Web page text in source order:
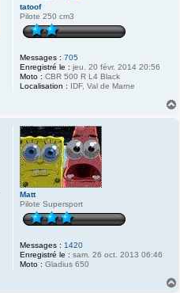
tatoof
Pilote 250 cm3
Messages : 705
Enregistré le : jeu. 20 févr. 2014 20:56
Moto : CBR 500 R L4 Black
Localisation : IDF, Val de Marne
Matt
Pilote Supersport
Messages : 1420
Enregistré le : sam. 26 oct. 2013 06:46
Moto : Gladius 650